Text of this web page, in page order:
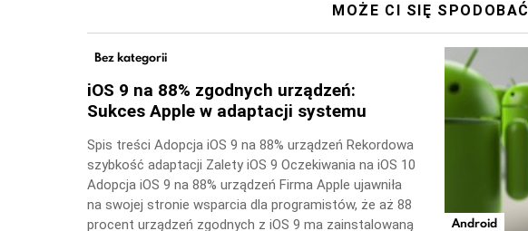
MOŻE CI SIĘ SPODOBAĆ
Bez kategorii
iOS 9 na 88% zgodnych urządzeń:
Sukces Apple w adaptacji systemu
Spis treści Adopcja iOS 9 na 88% urządzeń Rekordowa
szybkość adaptacji Zalety iOS 9 Oczekiwania na iOS 10
Adopcja iOS 9 na 88% urządzeń Firma Apple ujawniła
na swojej stronie wsparcia dla programistów, że aż 88
procent urządzeń zgodnych z iOS 9 ma zainstalowaną
Android